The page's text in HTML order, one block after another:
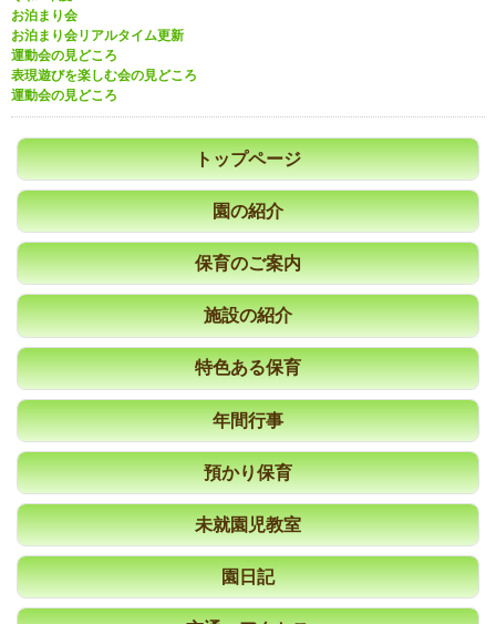
お泊まり会
お泊まり会リアルタイム更新
運動会の見どころ
表現遊びを楽しむ会の見どころ
運動会の見どころ
トップページ
園の紹介
保育のご案内
施設の紹介
特色ある保育
年間行事
預かり保育
未就園児教室
園日記